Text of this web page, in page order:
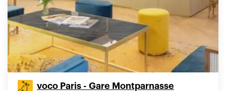
voco Paris - Gare Montparnasse